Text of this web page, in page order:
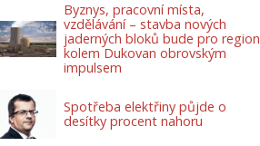
Byznys, pracovní místa,
vzdělávání – stavba nových
jaderných bloků bude pro region
kolem Dukovan obrovským
impulsem
Spotřeba elektřiny půjde o
desítky procent nahoru